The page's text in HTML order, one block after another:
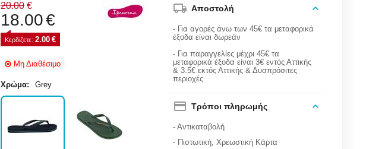
20.00 €
18.00€
Κερδίζετε: 2.00 €
Μη Διαθέσιμο
Χρώμα: Grey
Αποστολή
- Για αγορές άνω των 45€ τα μεταφορικά
έξοδα είναι δωρεάν
- Για παραγγελίες μέχρι 45€ τα
μεταφορικά έξοδα είναι 3€ εντός Αττικής
& 3.5€ εκτός Αττικής & Δυσπρόσιτες
περιοχές
Τρόποι πληρωμής
- Αντικαταβολή
- Πιστωτική, Χρεωστική Κάρτα